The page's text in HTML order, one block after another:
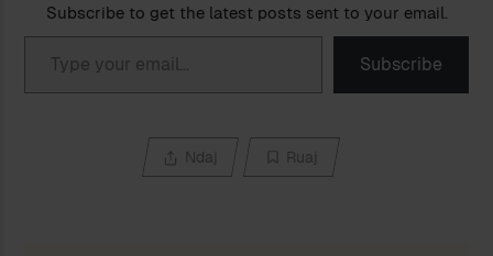
Subscribe to get the latest posts sent to your email.
Type your email…
Subscribe
Ndaj Ruaj